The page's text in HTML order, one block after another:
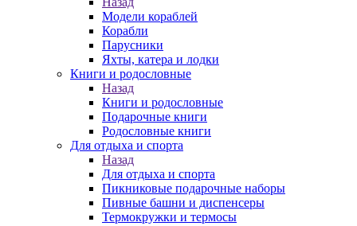
Модели кораблей
Корабли
Парусники
Яхты, катера и лодки
Книги и родословные
Назад
Книги и родословные
Подарочные книги
Родословные книги
Для отдыха и спорта
Назад
Для отдыха и спорта
Пикниковые подарочные наборы
Пивные башни и диспенсеры
Термокружки и термосы